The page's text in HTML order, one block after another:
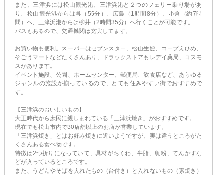
また、三津浜には松山観光港、三津浜港と２つのフェリー乗り場があ
り、松山観光港からは呉（55分）、広島（1時間8分）、小倉（約7時
間）へ、三津浜港からは柳井（2時間35分）へ行くことが可能です。
バスもあるので、交通機関は充実してます。
お買い物も便利。スーパーはセブンスター、松山生協、コープえひめ、
そごうマートなどたくさんあり、ドラックストアもレデイ薬局、コスモ
スがあります。
イベント施設、公園、ホームセンター、郵便局、飲食店など、あらゆる
ジャンルの施設が揃っているので、とても住みやすい街でおすすめで
す。
【三津浜のおいしいもの】
大正時代から庶民に親しまれている「三津浜焼き」がおすすめです。
現在でも松山市内で30店舗以上のお店が営業しています。
「三津浜焼き」とはお好み焼きに近いようですが、実は違うところがた
くさんある食べ物です。
特徴は2つ折りになっていて、具材がちくわ、牛脂、魚粉、てんかすな
どが入っているところです。
また、うどんやそばを入れたもの（台付き）と入れないもの（素焼き）